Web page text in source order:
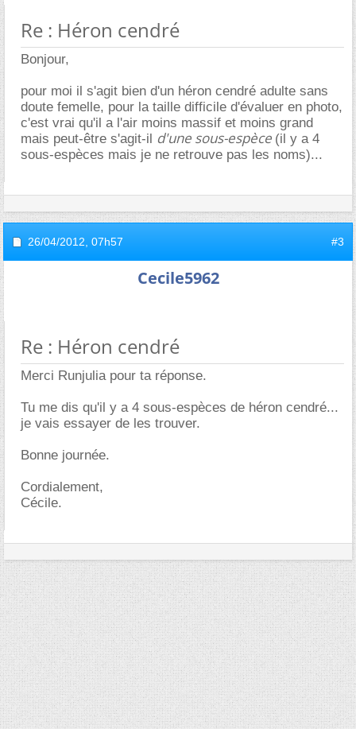
Re : Héron cendré
Bonjour,
pour moi il s'agit bien d'un héron cendré adulte sans
doute femelle, pour la taille difficile d'évaluer en photo,
c'est vrai qu'il a l'air moins massif et moins grand
mais peut-être s'agit-il d'une sous-espèce (il y a 4
sous-espèces mais je ne retrouve pas les noms)...
26/04/2012, 07h57 #3
Cecile5962
Re : Héron cendré
Merci Runjulia pour ta réponse.
Tu me dis qu'il y a 4 sous-espèces de héron cendré...
je vais essayer de les trouver.
Bonne journée.
Cordialement,
Cécile.